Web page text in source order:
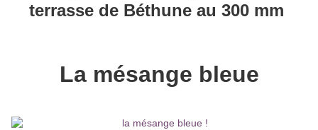
terrasse de Béthune au 300 mm
La mésange bleue